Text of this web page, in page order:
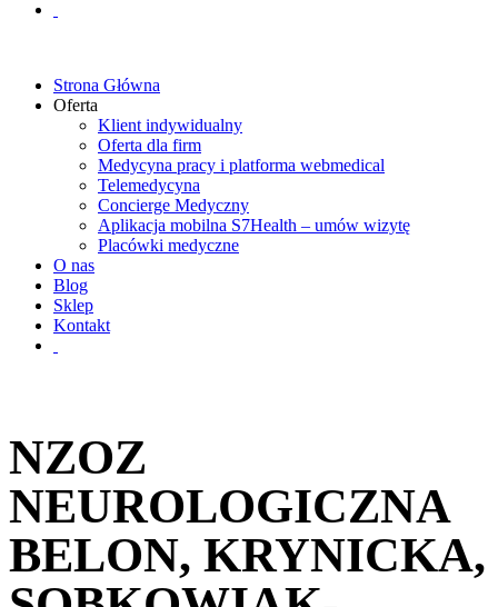
Strona Główna
Oferta
Klient indywidualny
Oferta dla firm
Medycyna pracy i platforma webmedical
Telemedycyna
Concierge Medyczny
Aplikacja mobilna S7Health – umów wizytę
Placówki medyczne
O nas
Blog
Sklep
Kontakt
NZOZ
NEUROLOGICZNA
BELON, KRYNICKA,